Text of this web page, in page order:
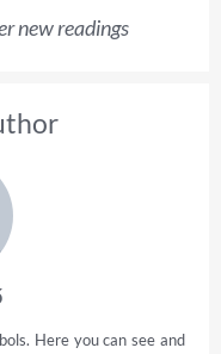
new readings
Here you can see and